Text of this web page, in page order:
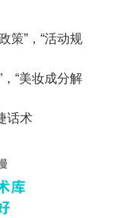
策”，“活动规
“美妆成分解
话术